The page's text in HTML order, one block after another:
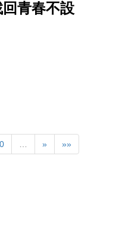
青春不設
… » »»